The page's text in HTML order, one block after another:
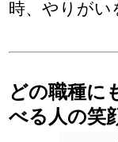
時、やりがい
どの職種に
べる人の笑